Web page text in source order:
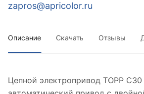
zapros@apricolor.ru
Описание Скачать Отзывы
Цепной электропривод TOPP